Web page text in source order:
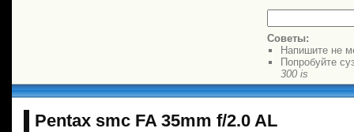
Советы:
Напишите не
Попробуйте
300 is
Pentax smc FA 35mm f/2.0 AL